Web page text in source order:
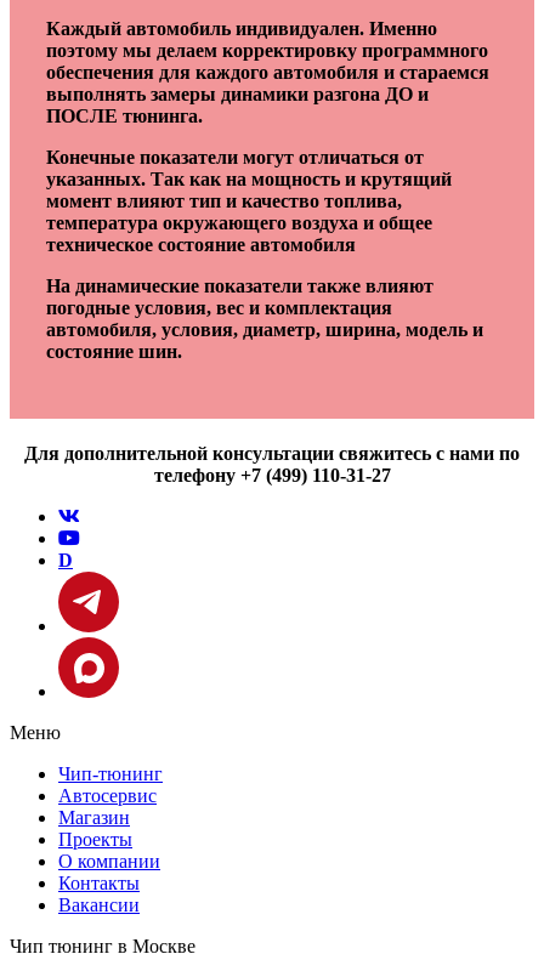
Каждый автомобиль индивидуален. Именно
поэтому мы делаем корректировку программного
обеспечения для каждого автомобиля и стараемся
выполнять замеры динамики разгона ДО и
ПОСЛЕ тюнинга.
Конечные показатели могут отличаться от
указанных. Так как на мощность и крутящий
момент влияют тип и качество топлива,
температура окружающего воздуха и общее
техническое состояние автомобиля
На динамические показатели также влияют
погодные условия, вес и комплектация
автомобиля, условия, диаметр, ширина, модель и
состояние шин.
Для дополнительной консультации свяжитесь с нами по
телефону +7 (499) 110-31-27
D
Меню
Чип-тюнинг
Автосервис
Магазин
Проекты
О компании
Контакты
Вакансии
Чип тюнинг в Москве